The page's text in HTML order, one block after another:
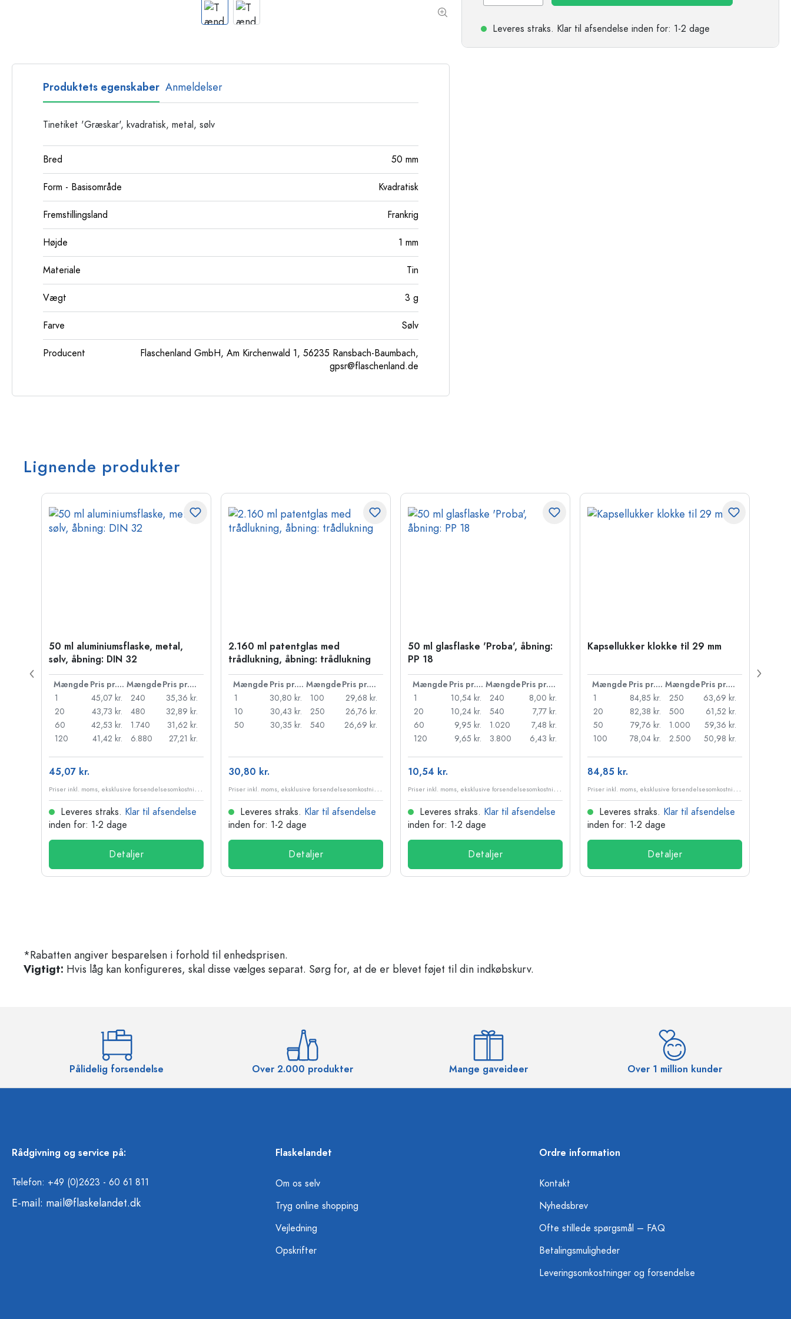
Leveres straks. Klar til afsendelse inden for: 1-2 dage
Produktets egenskaber Anmeldelser
Tinetiket 'Græskar', kvadratisk, metal, sølv
Bred 50 mm
Form - Basisområde Kvadratisk
Fremstillingsland Frankrig
Højde 1 mm
Materiale Tin
Vægt 3 g
Farve Sølv
Producent
Flaschenland GmbH, Am Kirchenwald 1, 56235 Ransbach-Baumbach,
gpsr@flaschenland.de
Lignende produkter
50 ml aluminiumsflaske, metal,
sølv, åbning: DIN 32
Mængde Pris pr. stk. Mængde
Pris pr. stk.
1
45,07 kr.
20
43,73 kr.
60
42,53 kr.
120
41,42 kr.
240
35,36 kr.
480
32,89 kr.
1.740
31,62 kr.
6.880
27,21 kr.
45,07 kr.
P
riser inkl. moms, eksklusive forsendelsesomkostninger
Leveres straks. Klar til afsendelse
inden for: 1-2 dage
Detaljer
2.160 ml patentglas med
trådlukning, åbning: trådlukning
Mængde Pris pr. stk. Mængde
Pris pr. stk.
1
30,80 kr.
10
30,43 kr.
50
30,35 kr.
100
29,68 kr.
250
26,76 kr.
540
26,69 kr.
30,80 kr.
P
riser inkl. moms, eksklusive forsendelsesomkostninger
Leveres straks. Klar til afsendelse
inden for: 1-2 dage
Detaljer
50 ml glasflaske 'Proba', åbning:
PP 18
Mængde Pris pr. stk. Mængde
Pris pr. stk.
1
10,54 kr.
20
10,24 kr.
60
9,95 kr.
120
9,65 kr.
240
8,00 kr.
540
7,77 kr.
1.020
7,48 kr.
3.800
6,43 kr.
10,54 kr.
P
riser inkl. moms, eksklusive forsendelsesomkostninger
Leveres straks. Klar til afsendelse
inden for: 1-2 dage
Detaljer
Kapsellukker klokke til 29 mm
Mængde Pris pr. stk. Mængde
Pris pr. stk.
1
84,85 kr.
20
82,38 kr.
50
79,76 kr.
100
78,04 kr.
250
63,69 kr.
500
61,52 kr.
1.000
59,36 kr.
2.500
50,98 kr.
84,85 kr.
P
riser inkl. moms, eksklusive forsendelsesomkostninger
Leveres straks. Klar til afsendelse
inden for: 1-2 dage
Detaljer
*Rabatten angiver besparelsen i forhold til enhedsprisen.
Vigtigt: Hvis låg kan konfigureres, skal disse vælges separat. Sørg for, at de er blevet føjet til din indkøbskurv.
Pålidelig forsendelse Over 2.000 produkter Mange gaveideer Over 1 million kunder
Rådgivning og service på:
Telefon: +49 (0)2623 - 60 61 811
E-mail: mail@flaskelandet.dk
Flaskelandet
Om os selv
Tryg online shopping
Vejledning
Opskrifter
Ordre information
Kontakt
Nyhedsbrev
Ofte stillede spørgsmål – FAQ
Betalingsmuligheder
Leveringsomkostninger og forsendelse